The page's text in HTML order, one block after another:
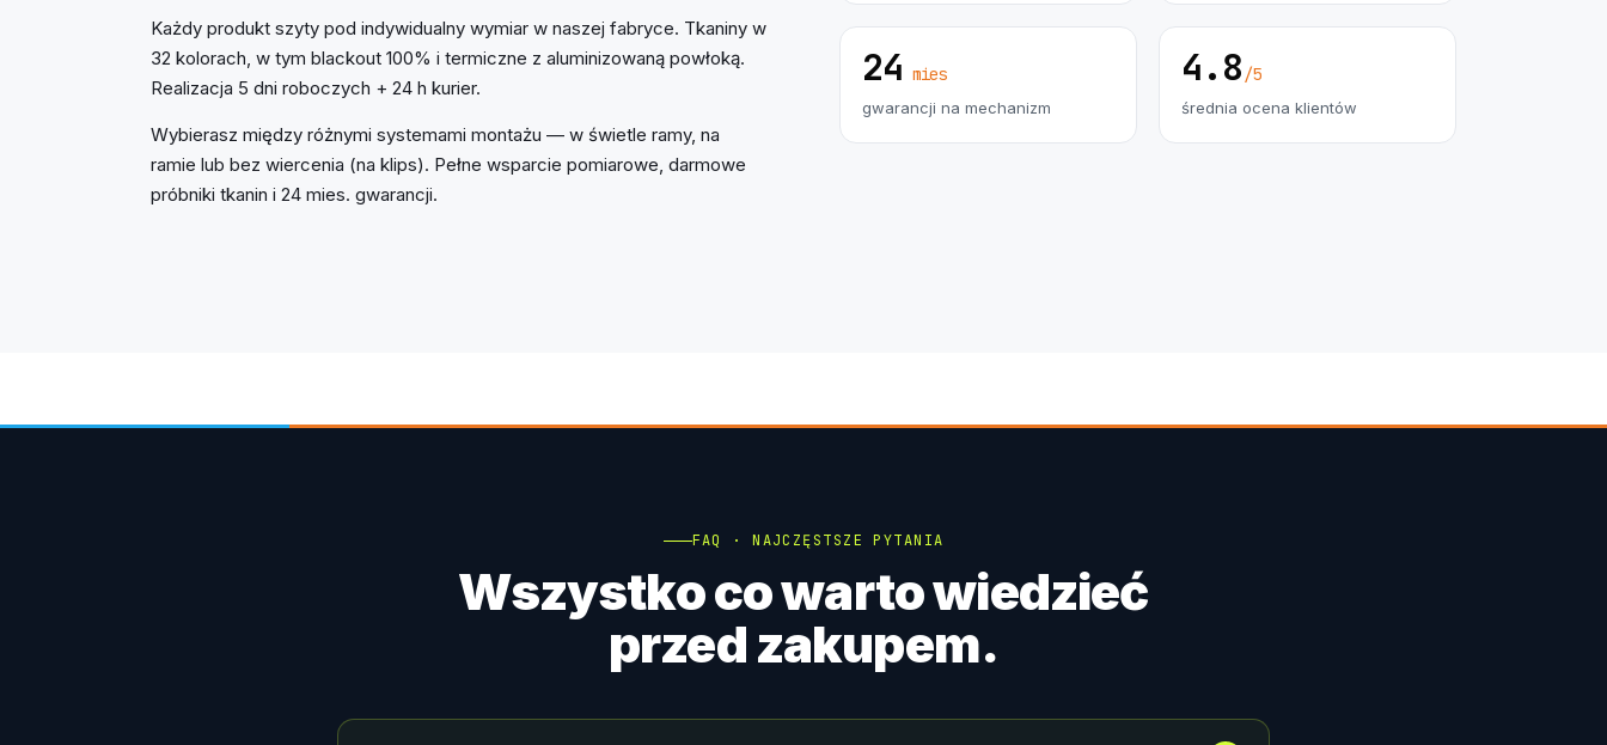
Każdy produkt szyty pod indywidualny wymiar w naszej fabryce. Tkaniny w
32 kolorach, w tym blackout 100% i termiczne z aluminizowaną powłoką.
Realizacja 5 dni roboczych + 24 h kurier.
Wybierasz między różnymi systemami montażu — w świetle ramy, na
ramie lub bez wiercenia (na klips). Pełne wsparcie pomiarowe, darmowe
próbniki tkanin i 24 mies. gwarancji.
24 mies
gwarancji na mechanizm
4.8 /5
średnia ocena klientów
FAQ · NAJCZĘSTSZE PYTANIA
Wszystko co warto wiedzieć
przed zakupem.